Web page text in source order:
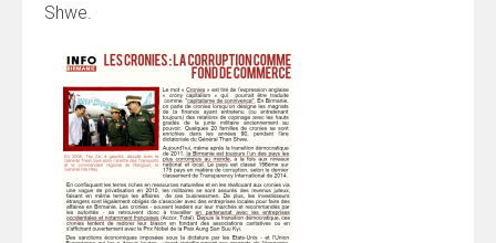
Shwe.